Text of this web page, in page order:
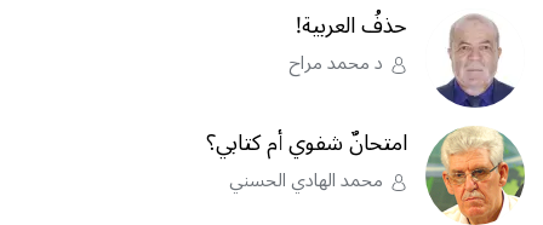
حذفُ العربية!
د محمد مراح
امتحانٌ شفوي أم كتابي؟
محمد الهادي الحسني